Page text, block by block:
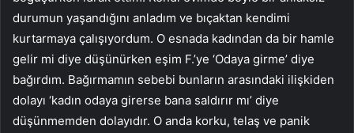
durumun yaşandığını anladım ve bıçaktan kendimi
kurtarmaya çalışıyordum. O esnada kadından da bir hamle
gelir mi diye düşünürken eşim F.’ye ‘Odaya girme’ diye
bağırdım. Bağırmamın sebebi bunların arasındaki ilişkiden
dolayı ‘kadın odaya girerse bana saldırır mı’ diye
düşünmemden dolayıdır. O anda korku, telaş ve panik